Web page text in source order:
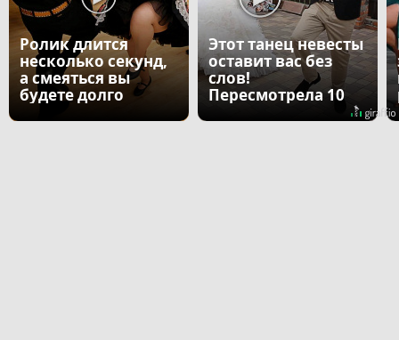
Ролик длится
несколько секунд,
а смеяться вы
будете долго
Этот танец невесты
оставит вас без
слов!
Пересмотрела 10